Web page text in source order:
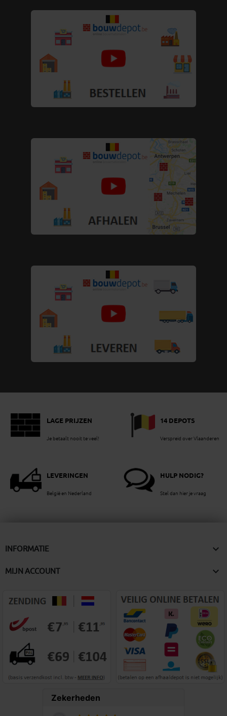
LAGE PRIJZEN
Je betaalt nooit te veel!
14 DEPOTS
Verspreid over Vlaanderen
LEVERINGEN
België en Nederland
HULP NODIG?
Stel dan hier je vraag
INFORMATIE 
MIJN ACCOUNT 